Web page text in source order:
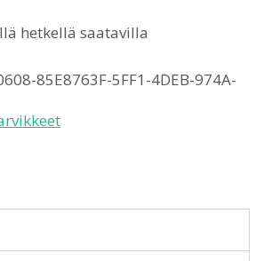
hetkellä saatavilla
85E8763F-5FF1-4DEB-974A-